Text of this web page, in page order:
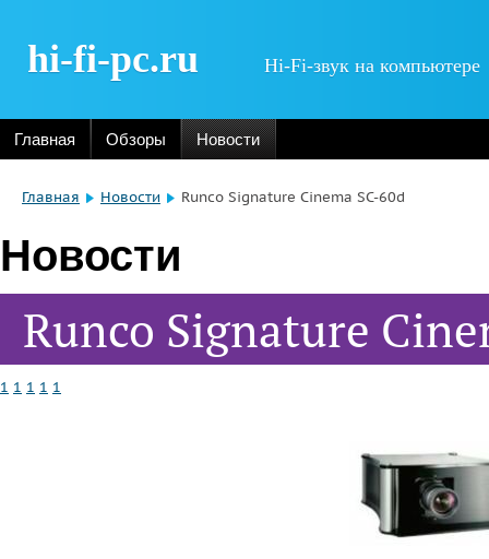
hi-fi-pc.ru Hi-Fi-звук на компьютере
Главная Обзоры Новости
Главная Новости Runco Signature Cinema SC-60d
Новости
Runco Signature
1 1 1 1 1